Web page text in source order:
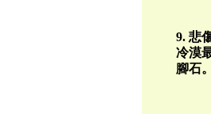
9. 悲
冷漠
腳石。